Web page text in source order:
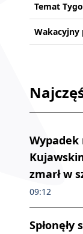
Temat
zmarł w
09:12